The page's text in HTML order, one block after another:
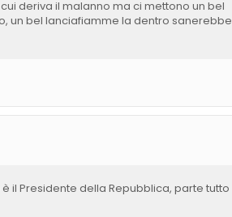
deriva il malanno ma ci mettono un bel
un bel lanciafiamme la dentro sanerebbe
il Presidente della Repubblica, parte tutto